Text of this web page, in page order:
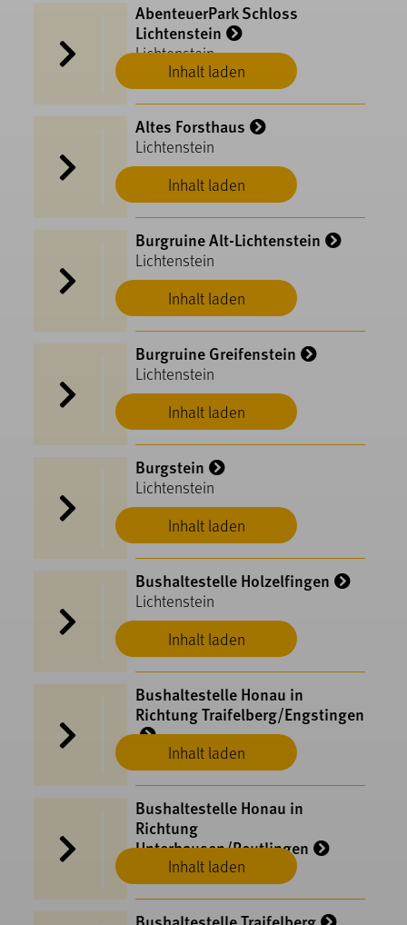
Inhalt laden
AbenteuerPark Schloss
Lichtenstein
Lichtenstein
Inhalt laden
Altes Forsthaus
Lichtenstein
Inhalt laden
Burgruine Alt-Lichtenstein
Lichtenstein
Inhalt laden
Burgruine Greifenstein
Lichtenstein
Inhalt laden
Burgstein
Lichtenstein
Inhalt laden
Bushaltestelle Holzelfingen
Lichtenstein
Inhalt laden
Bushaltestelle Honau in
Richtung Traifelberg/Engstingen
Lichtenstein
Inhalt laden
Bushaltestelle Honau in
Richtung
Unterhausen/Reutlingen
Lichtenstein